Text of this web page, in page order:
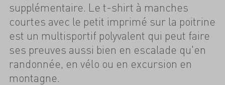
supplémentaire. Le t-shirt à manches
courtes avec le petit imprimé sur la poitrine
est un multisportif polyvalent qui peut faire
ses preuves aussi bien en escalade qu'en
randonnée, en vélo ou en excursion en
montagne.